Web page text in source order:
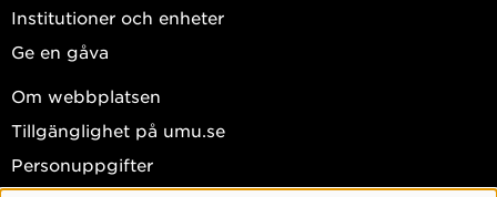
Institutioner och enheter
Ge en gåva
Om webbplatsen
Tillgänglighet på umu.se
Personuppgifter